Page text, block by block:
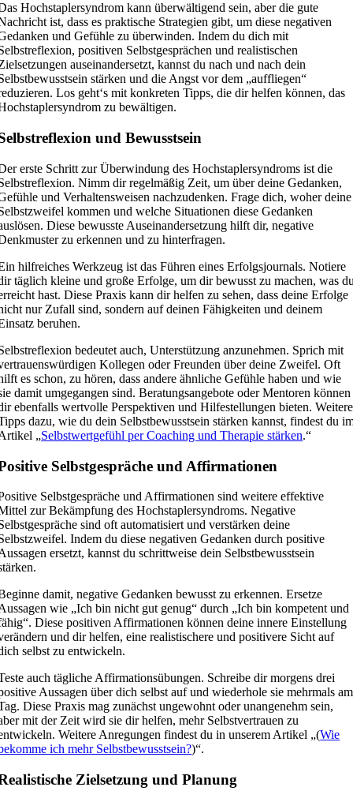
Hochstaplersyndrom kann überwältigend sein, aber die gute
ist, dass es praktische Strategien gibt, um diese negativen
und Gefühle zu überwinden. Indem du dich mit
positiven Selbstgesprächen und realistischen
auseinandersetzt, kannst du nach und nach dein
stärken und die Angst vor dem „auffliegen“
Los geht‘s mit konkreten Tipps, die dir helfen können, das
zu bewältigen.
und Bewusstsein
erste Schritt zur Überwindung des Hochstaplersyndroms ist die
Nimm dir regelmäßig Zeit, um über deine Gedanken,
und Verhaltensweisen nachzudenken. Frage dich, woher deine
kommen und welche Situationen diese Gedanken
Diese bewusste Auseinandersetzung hilft dir, negative
zu erkennen und zu hinterfragen.
hilfreiches Werkzeug ist das Führen eines Erfolgsjournals. Notiere
täglich kleine und große Erfolge, um dir bewusst zu machen, was
hast. Diese Praxis kann dir helfen zu sehen, dass deine Erfolge
nur Zufall sind, sondern auf deinen Fähigkeiten und deinem
beruhen.
bedeutet auch, Unterstützung anzunehmen. Sprich mit
Kollegen oder Freunden über deine Zweifel. Oft
es schon, zu hören, dass andere ähnliche Gefühle haben und wie
damit umgegangen sind. Beratungsangebote oder Mentoren können
ebenfalls wertvolle Perspektiven und Hilfestellungen bieten. Weitere
dazu, wie du dein Selbstbewusstsein stärken kannst, findest du
„Selbstwertgefühl per Coaching und Therapie stärken.“
Selbstgespräche und Affirmationen
Selbstgespräche und Affirmationen sind weitere effektive
zur Bekämpfung des Hochstaplersyndroms. Negative
sind oft automatisiert und verstärken deine
Indem du diese negativen Gedanken durch positive
ersetzt, kannst du schrittweise dein Selbstbewusstsein
damit, negative Gedanken bewusst zu erkennen. Ersetze
wie „Ich bin nicht gut genug“ durch „Ich bin kompetent und
Diese positiven Affirmationen können deine innere Einstellung
und dir helfen, eine realistischere und positivere Sicht auf
selbst zu entwickeln.
auch tägliche Affirmationsübungen. Schreibe dir morgens drei
Aussagen über dich selbst auf und wiederhole sie mehrmals am
Diese Praxis mag zunächst ungewohnt oder unangenehm sein,
mit der Zeit wird sie dir helfen, mehr Selbstvertrauen zu
Weitere Anregungen findest du in unserem Artikel „(Wie
ich mehr Selbstbewusstsein?)“.
Zielsetzung und Planung